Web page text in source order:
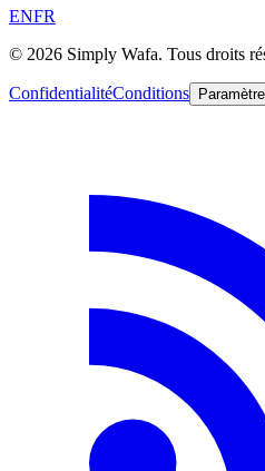
ENFR
© 2026 Simply Wafa. Tous droits
ConfidentialitéConditions